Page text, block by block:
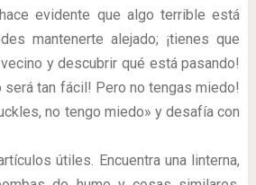
evidente que algo terrible está
mantenerte alejado; ¡tienes que
y descubrir qué está pasando!
será tan fácil! Pero no tengas miedo!
no tengo miedo» y desafía con
útiles. Encuentra una linterna,